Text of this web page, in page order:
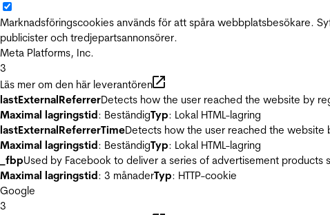
Marknadsföringscookies används för att spåra webbplatsbesökare.
publicister och tredjepartsannonsörer.
Meta Platforms, Inc.
3
Läs mer om den här leverantören
lastExternalReferrerDetects how the user reached the website by
Maximal lagringstid: BeständigTyp: Lokal HTML-lagring
lastExternalReferrerTimeDetects how the user reached the website
Maximal lagringstid: BeständigTyp: Lokal HTML-lagring
_fbpUsed by Facebook to deliver a series of advertisement products
Maximal lagringstid: 3 månaderTyp: HTTP-cookie
Google
3